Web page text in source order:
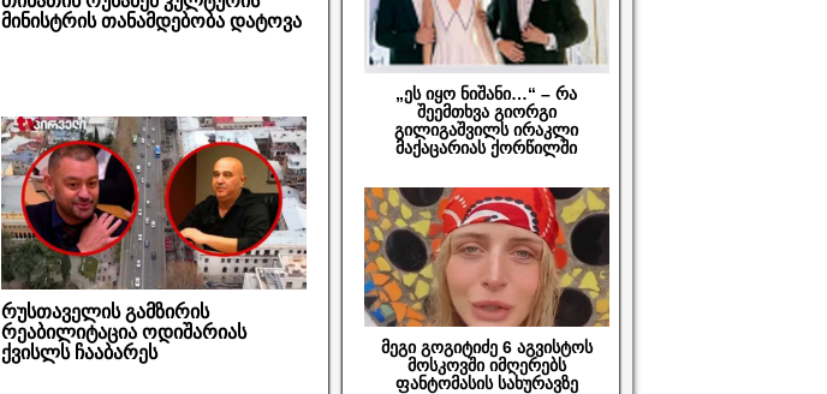
მინისტრის თანამდებობა დატოვა
რუსთაველის გამზირის
რეაბილიტაცია ოდიშარიას
ქვისლს ჩააბარეს
„ეს იყო ნიშანი…“ – რა
შეემთხვა გიორგი
გილიგაშვილს ირაკლი
მაქაცარიას ქორწილში
მეგი გოგიტიძე 6 აგვისტოს
მოსკოვში იმღერებს
ფანტომასის სახურავზე